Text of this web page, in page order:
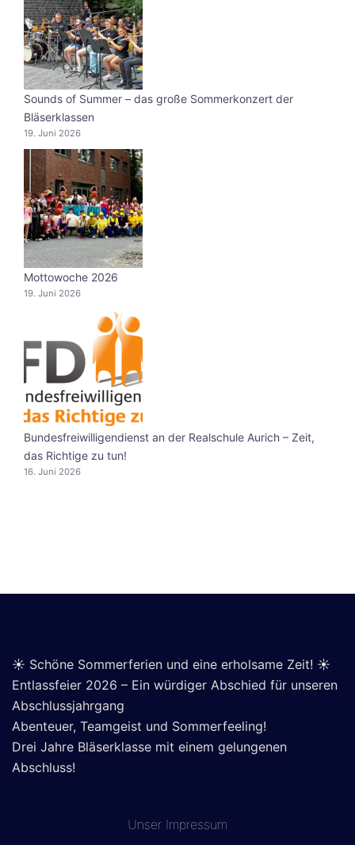
Sounds of Summer – das große Sommerkonzert der
Bläserklassen
19. Juni 2026
Mottowoche 2026
19. Juni 2026
Bundesfreiwilligendienst an der Realschule Aurich – Zeit,
das Richtige zu tun!
16. Juni 2026
☀️ Schöne Sommerferien und eine erholsame Zeit! ☀️
Entlassfeier 2026 – Ein würdiger Abschied für unseren
Abschlussjahrgang
Abenteuer, Teamgeist und Sommerfeeling!
Drei Jahre Bläserklasse mit einem gelungenen
Abschluss!
Unser Impressum